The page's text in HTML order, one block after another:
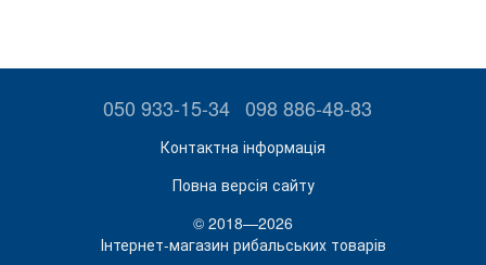
050 933-15-34 098 886-48-83
Контактна інформація
Повна версія сайту
© 2018—2026
Інтернет-магазин рибальських товарів